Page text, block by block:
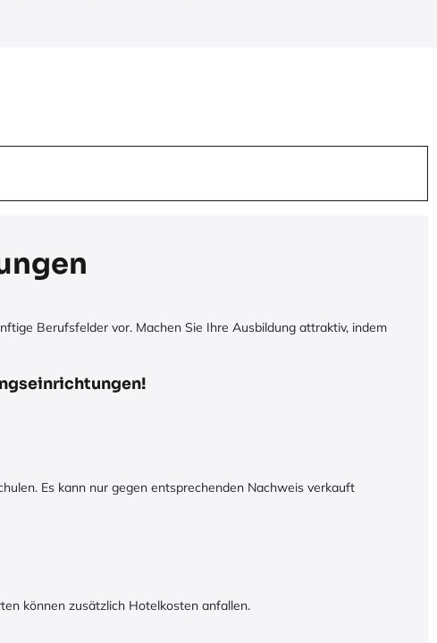
Berufsfelder vor. Machen Sie Ihre Ausbildung attraktiv, indem
Es kann nur gegen entsprechenden Nachweis verkauft
können zusätzlich Hotelkosten anfallen.